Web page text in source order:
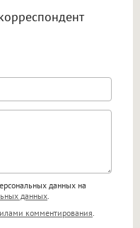
<s>, <big>,
<ul>, <ol>, <li>,
данных на
данных
комментирования